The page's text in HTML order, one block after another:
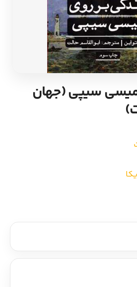
سایر کشورهای اروپا
داستان کوتاه
شعر و متون کهن
ادبیات
میسی سیپی (جهان